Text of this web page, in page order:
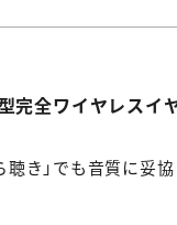
全ワイヤレスイ
き」でも音質に妥